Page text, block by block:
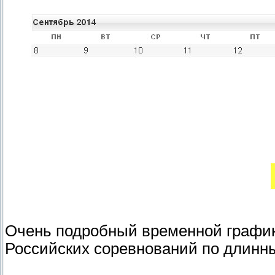
Очень подробный временной
Российских соревнований по